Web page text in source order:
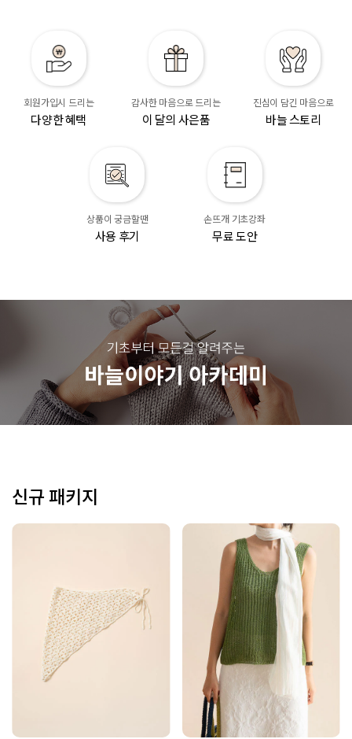
회원가입시 드리는
다양한 혜택
감사한 마음으로 드리는
이 달의 사은품
진심이 담긴 마음으로
바늘 스토리
상품이 궁금할땐
사용 후기
손뜨개 기초강좌
무료 도안
신규 패키지